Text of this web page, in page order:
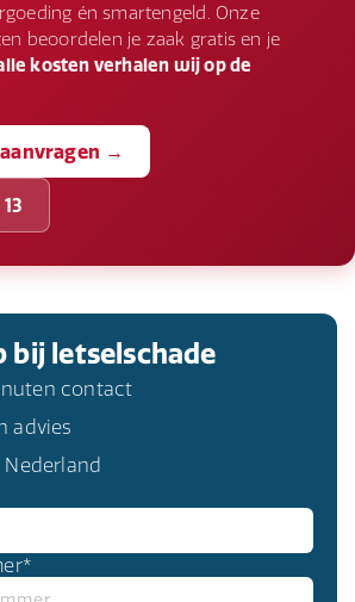
én smartengeld. Onze
beoordelen je zaak gratis en je
kosten verhalen wij op de
→
bij letselschade
contact
advies